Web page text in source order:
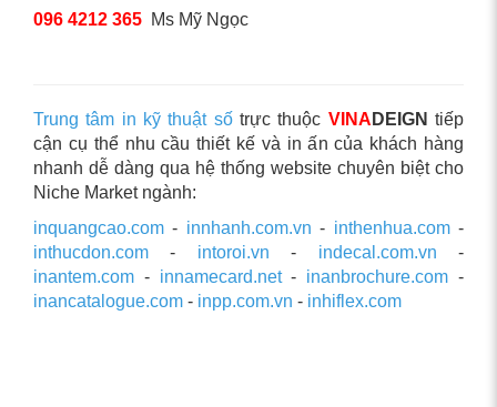
096 4212 365 Ms Mỹ Ngọc
Trung tâm in kỹ thuật sốtrực thuộc VINA DEIGN tiếp
cận cụ thể nhu cầu thiết kế và in ấn của khách hàng
nhanh dễ dàng qua hệ thống website chuyên biệt cho
Niche Market ngành:
inquangcao.com - innhanh.com.vn - inthenhua.com-
inthucdon.com - intoroi.vn - indecal.com.vn -
inantem.com - innamecard.net- inanbrochure.com -
inancatalogue.com - inpp.com.vn - inhiflex.com